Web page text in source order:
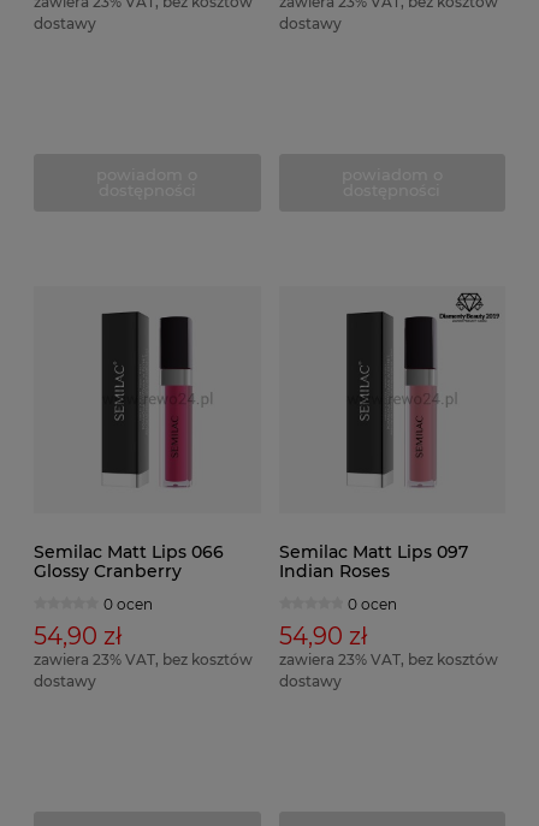
dostawy
dostawy
Semilac Matt Lips 066
Glossy Cranberry
0 ocen
54,90 zł
zawiera 23% VAT, bez kosztów
dostawy
Semilac Matt Lips 097
Indian Roses
0 ocen
54,90 zł
zawiera 23% VAT, bez kosztów
dostawy